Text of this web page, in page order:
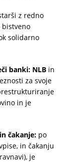
z redno
bistveno
solidarno
banki: NLB in
za svoje
in je
čakanje: po
in čakanju
je